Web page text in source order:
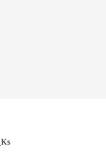
Ks